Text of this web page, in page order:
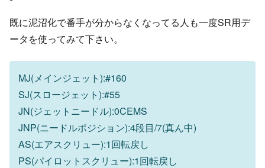
既に泥沼化で番手が分からなくなってる人も一度SR用デ
ータを使ってみて下さい。
MJ(メインジェット):#160
SJ(スロージェット):#55
JN(ジェットニードル):0CEMS
JNP(ニードルポジション):4段目/7(真ん中)
AS(エアスクリュー):1回転戻し
PS(パイロットスクリュー):1回転戻し